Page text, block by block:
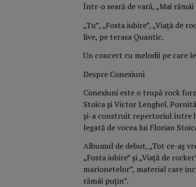
Într-o seară de vară, „Mai
„Tu”, „Fosta iubire”, „Viață de
live, pe terasa Quantic.
Un concert cu melodii pe care
Despre Conexiuni
Conexiuni este o trupă rock
Stoica și Victor Lenghel.
și-a construit repertoriul între
legată de vocea lui Florian
Albumul de debut, „Tot ce-aș
„Fosta iubire” și „Viață de
marionetelor”, material care
rămâi puțin”.